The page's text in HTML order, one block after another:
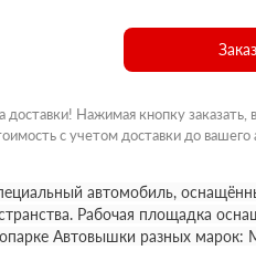
доставки! Нажимая кнопку
с учетом доставки до вашего
автомобиль,
Рабочая площадка
Автовышки разных